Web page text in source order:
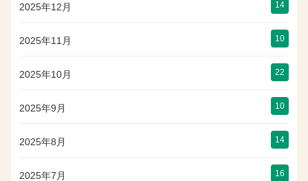
2025年12月 14
2025年11月 10
2025年10月 22
2025年9月 10
2025年8月 14
2025年7月 16